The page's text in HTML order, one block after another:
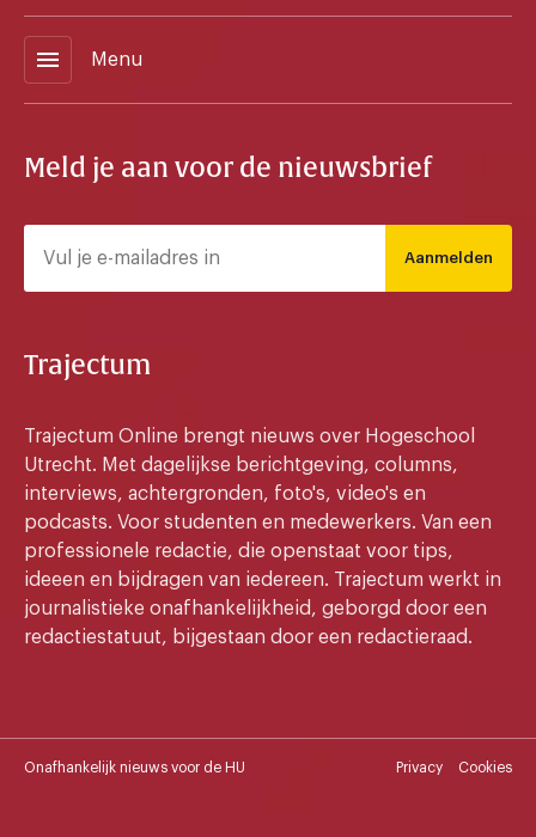
menu Menu
Meld je aan voor de nieuwsbrief
Aanmelden
Trajectum
Trajectum Online brengt nieuws over Hogeschool
Utrecht. Met dagelijkse berichtgeving, columns,
interviews, achtergronden, foto's, video's en
podcasts. Voor studenten en medewerkers. Van een
professionele redactie, die openstaat voor tips,
ideeen en bijdragen van iedereen. Trajectum werkt in
journalistieke onafhankelijkheid, geborgd door een
redactiestatuut, bijgestaan door een redactieraad.
Onafhankelijk nieuws voor de HU Privacy Cookies